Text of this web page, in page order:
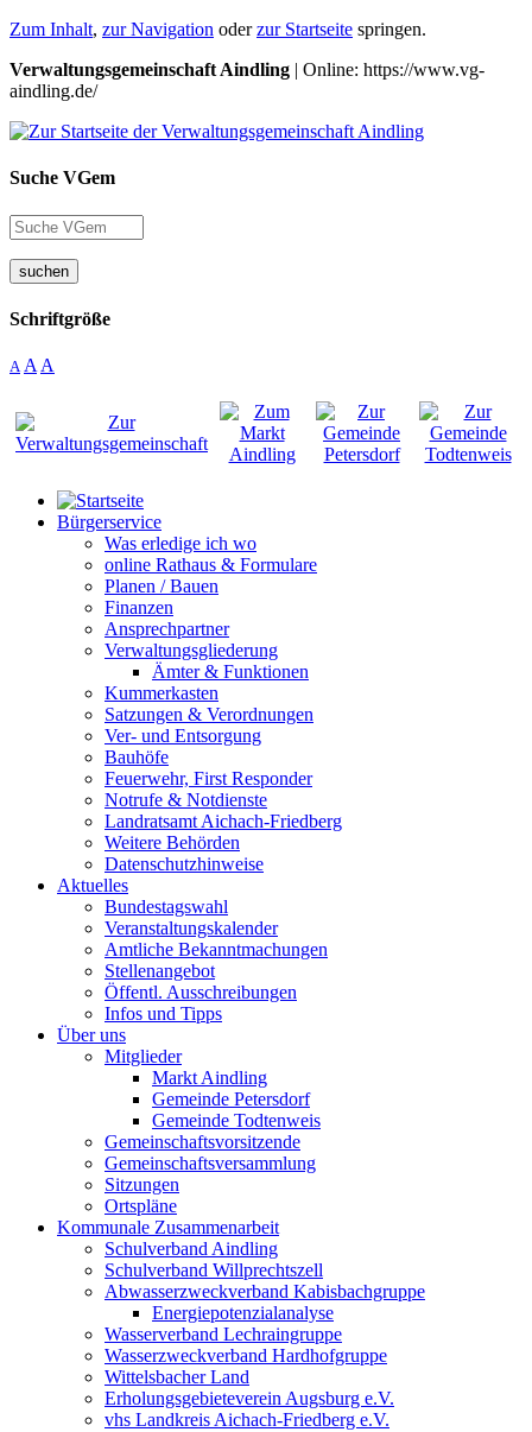
Zum Inhalt, zur Navigation oderzur Startseite springen.
Verwaltungsgemeinschaft Aindling | Online: https://www.vg-
aindling.de/
Suche VGem
suchen
Schriftgröße
A A A
Bürgerservice
Was erledige ich wo
online Rathaus & Formulare
Planen / Bauen
Finanzen
Ansprechpartner
Verwaltungsgliederung
Ämter & Funktionen
Kummerkasten
Satzungen & Verordnungen
Ver- und Entsorgung
Bauhöfe
Feuerwehr, First Responder
Notrufe & Notdienste
Landratsamt Aichach-Friedberg
Weitere Behörden
Datenschutzhinweise
Aktuelles
Bundestagswahl
Veranstaltungskalender
Amtliche Bekanntmachungen
Stellenangebot
Öffentl. Ausschreibungen
Infos und Tipps
Über uns
Mitglieder
Markt Aindling
Gemeinde Petersdorf
Gemeinde Todtenweis
Gemeinschaftsvorsitzende
Gemeinschaftsversammlung
Sitzungen
Ortspläne
Kommunale Zusammenarbeit
Schulverband Aindling
Schulverband Willprechtszell
Abwasserzweckverband Kabisbachgruppe
Energiepotenzialanalyse
Wasserverband Lechraingruppe
Wasserzweckverband Hardhofgruppe
Wittelsbacher Land
Erholungsgebieteverein Augsburg e.V.
vhs Landkreis Aichach-Friedberg e.V.